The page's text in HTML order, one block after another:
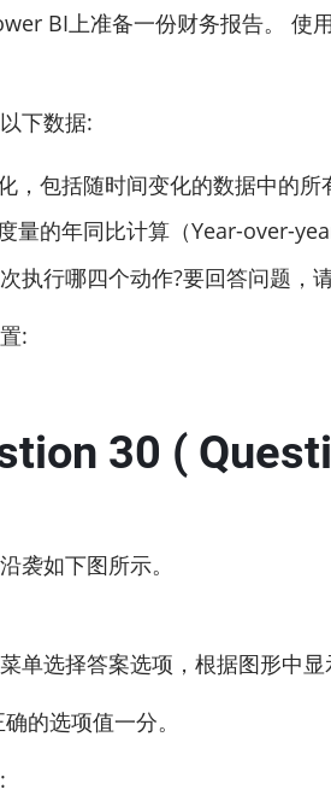
BI上准备一份财务报告。 使
下数据:
，包括随时间变化的数据中的所
量的年同比计算（Year-over-
执行哪四个动作?要回答问题，
:
30 (
袭如下图所示。
单选择答案选项，根据图形中显
的选项值一分。